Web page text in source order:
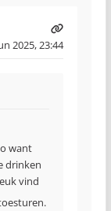
2025, 23:44
want
drinken
vind